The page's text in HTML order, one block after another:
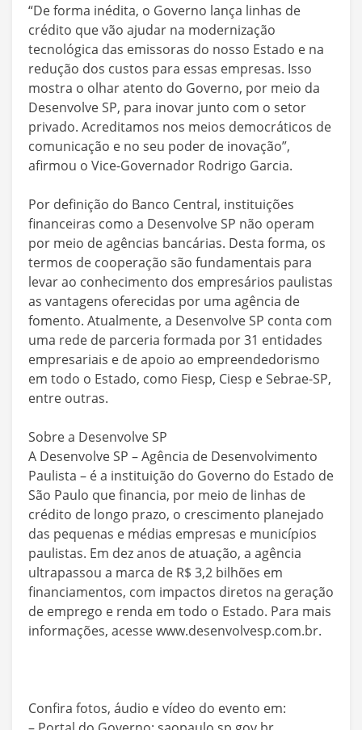
“De forma inédita, o Governo lança linhas de
crédito que vão ajudar na modernização
tecnológica das emissoras do nosso Estado e na
redução dos custos para essas empresas. Isso
mostra o olhar atento do Governo, por meio da
Desenvolve SP, para inovar junto com o setor
privado. Acreditamos nos meios democráticos de
comunicação e no seu poder de inovação”,
afirmou o Vice-Governador Rodrigo Garcia.
Por definição do Banco Central, instituições
financeiras como a Desenvolve SP não operam
por meio de agências bancárias. Desta forma, os
termos de cooperação são fundamentais para
levar ao conhecimento dos empresários paulistas
as vantagens oferecidas por uma agência de
fomento. Atualmente, a Desenvolve SP conta com
uma rede de parceria formada por 31 entidades
empresariais e de apoio ao empreendedorismo
em todo o Estado, como Fiesp, Ciesp e Sebrae-SP,
entre outras.
Sobre a Desenvolve SP
A Desenvolve SP – Agência de Desenvolvimento
Paulista – é a instituição do Governo do Estado de
São Paulo que financia, por meio de linhas de
crédito de longo prazo, o crescimento planejado
das pequenas e médias empresas e municípios
paulistas. Em dez anos de atuação, a agência
ultrapassou a marca de R$ 3,2 bilhões em
financiamentos, com impactos diretos na geração
de emprego e renda em todo o Estado. Para mais
informações, acesse www.desenvolvesp.com.br.
Confira fotos, áudio e vídeo do evento em: